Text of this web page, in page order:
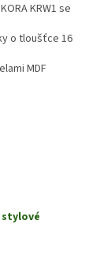
KRW1 se
o tloušťce 16
MDF